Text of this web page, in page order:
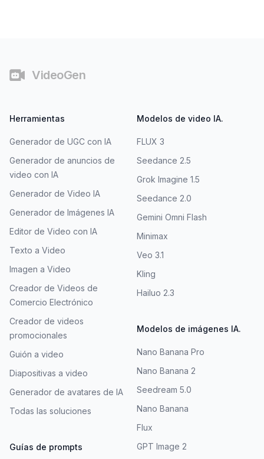
VideoGen
Herramientas
Generador de UGC con IA
Generador de anuncios de
video con IA
Generador de Video IA
Generador de Imágenes IA
Editor de Video con IA
Texto a Video
Imagen a Video
Creador de Videos de
Comercio Electrónico
Creador de videos
promocionales
Guión a video
Diapositivas a video
Generador de avatares de IA
Todas las soluciones
Guías de prompts
Modelos de video IA.
FLUX 3
Seedance 2.5
Grok Imagine 1.5
Seedance 2.0
Gemini Omni Flash
Minimax
Veo 3.1
Kling
Hailuo 2.3
Modelos de imágenes IA.
Nano Banana Pro
Nano Banana 2
Seedream 5.0
Nano Banana
Flux
GPT Image 2